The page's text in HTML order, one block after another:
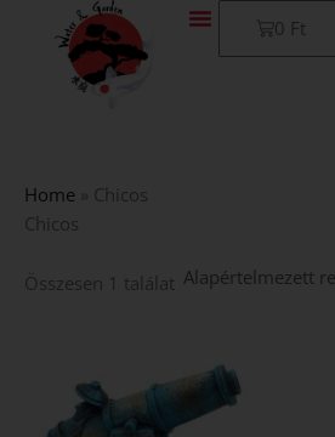
0 Ft
Kosár
Home
Chicos
Chicos
Összesen 1 találat